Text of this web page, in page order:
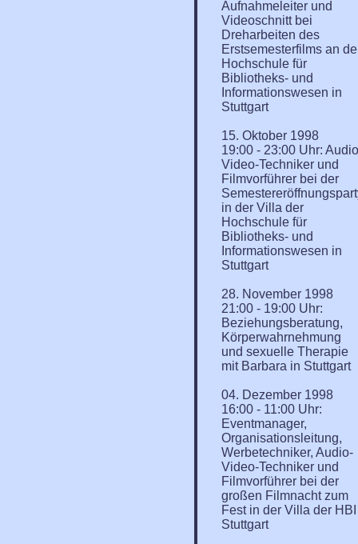
Aufnahmeleiter und
Videoschnitt bei
Dreharbeiten des
Erstsemesterfilms an
Hochschule für
Bibliotheks- und
Informationswesen in
Stuttgart
15. Oktober 1998
19:00 - 23:00 Uhr:
Video-Techniker und
Filmvorführer bei der
in der Villa der
Hochschule für
Bibliotheks- und
Informationswesen in
Stuttgart
28. November 1998
21:00 - 19:00 Uhr:
Beziehungsberatung,
Körperwahrnehmung
und sexuelle Therapie
mit Barbara in Stuttgart
04. Dezember 1998
16:00 - 11:00 Uhr:
Eventmanager,
Organisationsleitung,
Werbetechniker, Audio-
Video-Techniker und
Filmvorführer bei der
großen Filmnacht zum
Fest in der Villa der HBI
Stuttgart